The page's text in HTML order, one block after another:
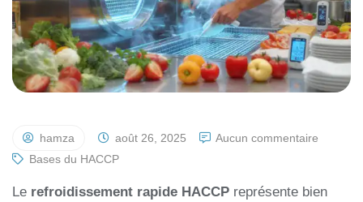
hamza août 26, 2025
Aucun commentaire
Bases du HACCP
Le refroidissement rapide HACCP représente bien